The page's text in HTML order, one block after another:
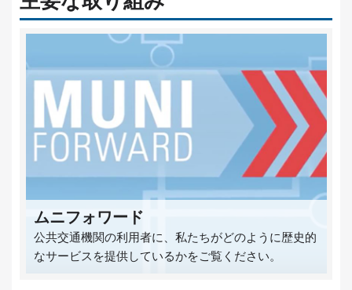
ムニフォワード
公共交通機関の利用者に、私たちがどのように歴史的
なサービスを提供しているかをご覧ください。